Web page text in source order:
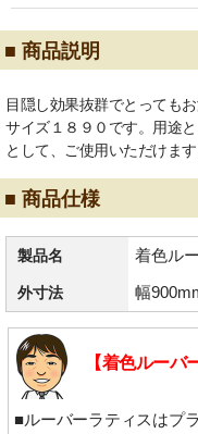
■ 商品説明
目隠し効果抜群でとっても
サイズ１８９０です。用途
として、ご使用いただけます
■ 商品仕様
製品名 着色ル
外寸法 幅
【着色ルーバ
■ルーバーラティスはプ